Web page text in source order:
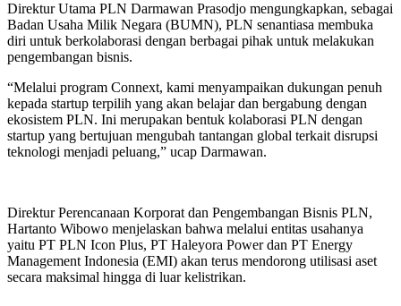
Direktur Utama PLN Darmawan Prasodjo mengungkapkan, sebagai
Badan Usaha Milik Negara (BUMN), PLN senantiasa membuka
diri untuk berkolaborasi dengan berbagai pihak untuk melakukan
pengembangan bisnis.
“Melalui program Connext, kami menyampaikan dukungan penuh
kepada startup terpilih yang akan belajar dan bergabung dengan
ekosistem PLN. Ini merupakan bentuk kolaborasi PLN dengan
startup yang bertujuan mengubah tantangan global terkait disrupsi
teknologi menjadi peluang,” ucap Darmawan.
Direktur Perencanaan Korporat dan Pengembangan Bisnis PLN,
Hartanto Wibowo menjelaskan bahwa melalui entitas usahanya
yaitu PT PLN Icon Plus, PT Haleyora Power dan PT Energy
Management Indonesia (EMI) akan terus mendorong utilisasi aset
secara maksimal hingga di luar kelistrikan.